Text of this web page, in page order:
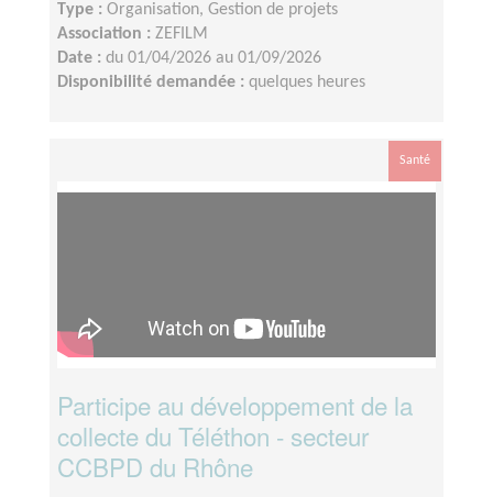
Type : Organisation, Gestion de projets
Association : ZEFILM
Date : du 01/04/2026 au 01/09/2026
Disponibilité demandée : quelques heures
Santé
Participe au développement de la
collecte du Téléthon - secteur
CCBPD du Rhône